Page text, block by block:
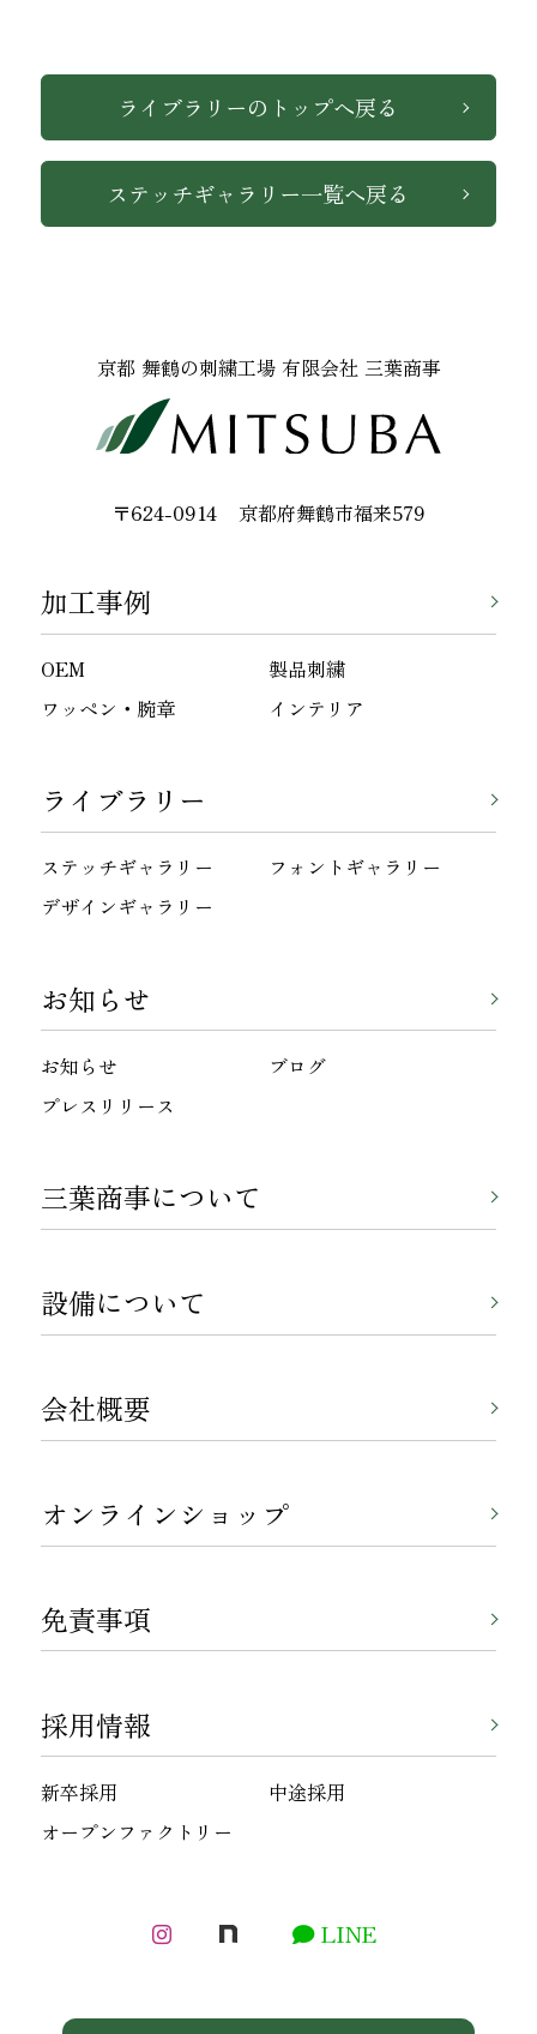
インテリア
ライブラリーのトップへ戻る
ステッチギャラリー一覧へ戻る
京都 舞鶴の刺繍工場 有限会社 三葉商事
〒624-0914 京都府舞鶴市福来579
加工事例
OEM
製品刺繍
ワッペン・腕章
インテリア
ライブラリー
ステッチギャラリー
フォントギャラリー
デザインギャラリー
お知らせ
お知らせ
ブログ
プレスリリース
三葉商事について
設備について
会社概要
オンラインショップ
免責事項
採用情報
新卒採用
中途採用
オープンファクトリー
LINE